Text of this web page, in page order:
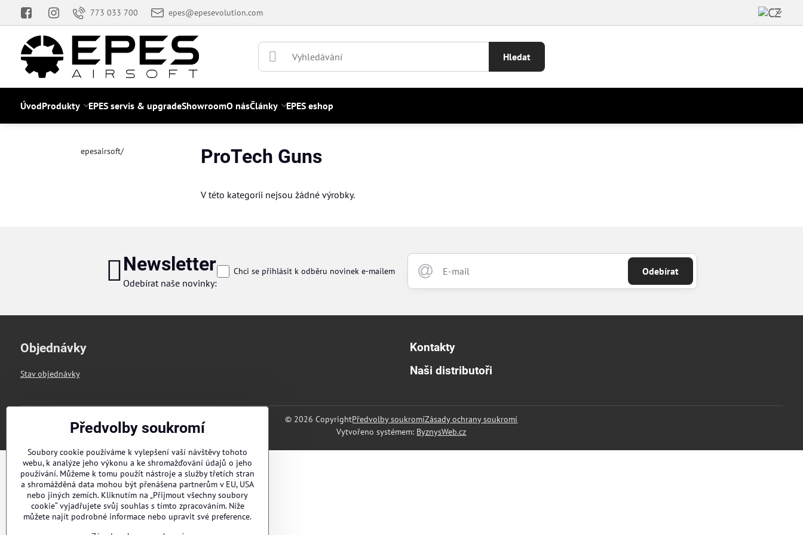
773 033 700 epes@epesevolution.com
Hledat
ÚvodProdukty EPES servis & upgradeShowroomO násČlánky EPES eshop
ProTech Guns
V této kategorii nejsou žádné výrobky.
epesairsoft/
Newsletter
Odebírat naše novinky:
Odebírat
Chci se přihlásit k odběru novinek e-mailem
Objednávky
Stav objednávky
Kontakty
Naši distributoři
© 2026 CopyrightPředvolby soukromíZásady ochrany soukromí
Vytvořeno systémem: ByznysWeb.cz
Předvolby soukromí
Soubory cookie používáme k vylepšení vaší návštěvy tohoto
webu, k analýze jeho výkonu a ke shromažďování údajů o jeho
používání. Můžeme k tomu použít nástroje a služby třetích stran
a shromážděná data mohou být přenášena partnerům v EU, USA
nebo jiných zemích. Kliknutím na „Přijmout všechny soubory
cookie“ vyjadřujete svůj souhlas s tímto zpracováním. Níže
můžete najít podrobné informace nebo upravit své preference.